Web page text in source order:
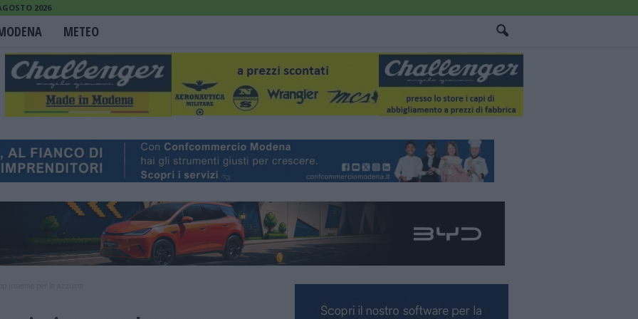
2026
METEO